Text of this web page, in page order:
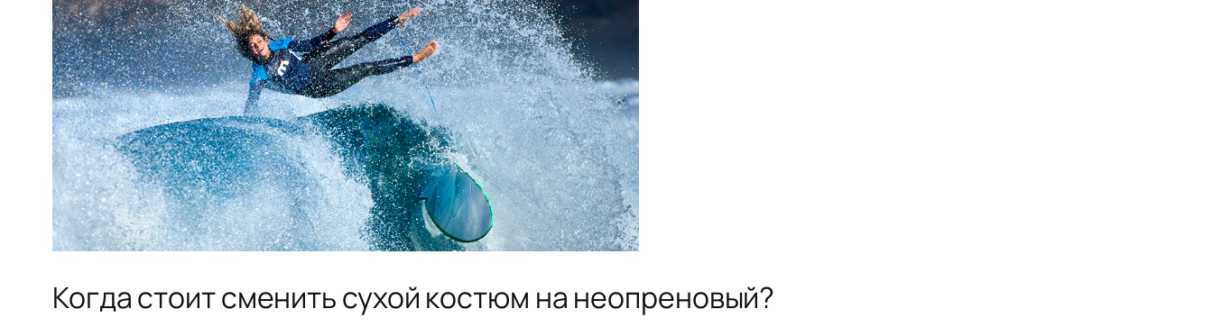
Когда стоит сменить сухой костюм на неопреновый?